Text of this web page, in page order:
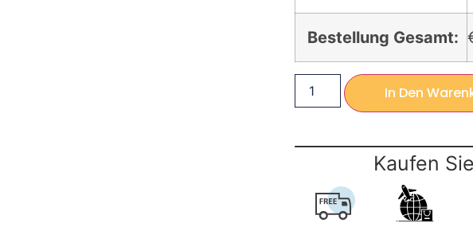
Bestellung Gesamt:
In Den
Kaufen